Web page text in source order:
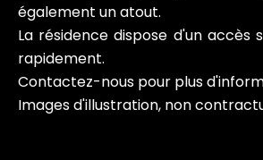
également un atout.
La résidence dispose d'un
rapidement.
Contactez-nous pour plus
Images d'illustration, non